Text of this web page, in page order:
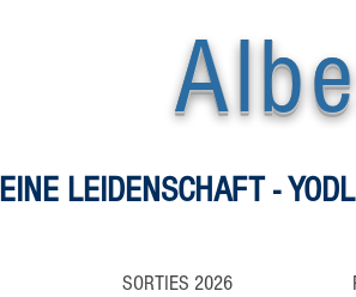
LEIDENSCHAFT -
SORTIES 2026